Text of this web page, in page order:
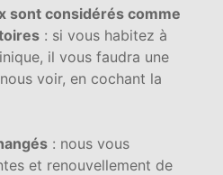
sont considérés comme
: si vous habitez à
il vous faudra une
voir, en cochant la
: nous vous
et renouvellement de